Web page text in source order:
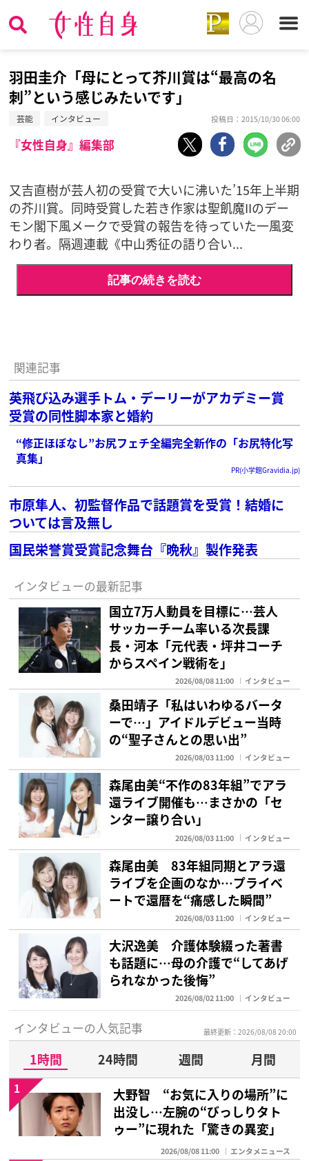
羽田圭介「母にとって芥川賞は“最高の名
刺”という感じみたいです」
芸能 インタビュー 投稿日：2015/10/30 06:00
『女性自身』編集部
又吉直樹が芸人初の受賞で大いに沸いた’15年上半期
の芥川賞。同時受賞した若き作家は聖飢魔IIのデー
モン閣下風メークで受賞の報告を待っていた一風変
わり者。隔週連載《中山秀征の語り合い...
記事の続きを読む
関連記事
英飛び込み選手トム・デーリーがアカデミー賞
受賞の同性脚本家と婚約
“修正ほぼなし”お尻フェチ全編完全新作の「お尻特化写
真集」
PR(小学館Gravidia.jp)
市原隼人、初監督作品で話題賞を受賞！結婚に
ついては言及無し
国民栄誉賞受賞記念舞台『晩秋』製作発表
インタビューの最新記事
国立7万人動員を目標に…芸人
サッカーチーム率いる次長課
長・河本「元代表・坪井コーチ
からスペイン戦術を」
2026/08/08 11:00 インタビュー
桑田靖子「私はいわゆるバータ
ーで…」アイドルデビュー当時
の“聖子さんとの思い出”
2026/08/03 11:00 インタビュー
森尾由美“不作の83年組”でアラ
還ライブ開催も…まさかの「セ
ンター譲り合い」
2026/08/03 11:00 インタビュー
森尾由美 83年組同期とアラ還
ライブを企画のなか…プライベ
ートで還暦を“痛感した瞬間”
2026/08/03 11:00 インタビュー
大沢逸美 介護体験綴った著書
も話題に…母の介護で“してあげ
られなかった後悔”
2026/08/02 11:00 インタビュー
インタビューの人気記事 最終更新：2026/08/08 20:00
1時間 24時間 週間
月間
大野智 “お気に入りの場所”に
出没し…左腕の“びっしりタト
ゥー”に現れた「驚きの異変」
2026/08/08 11:00 エンタメニュース
1